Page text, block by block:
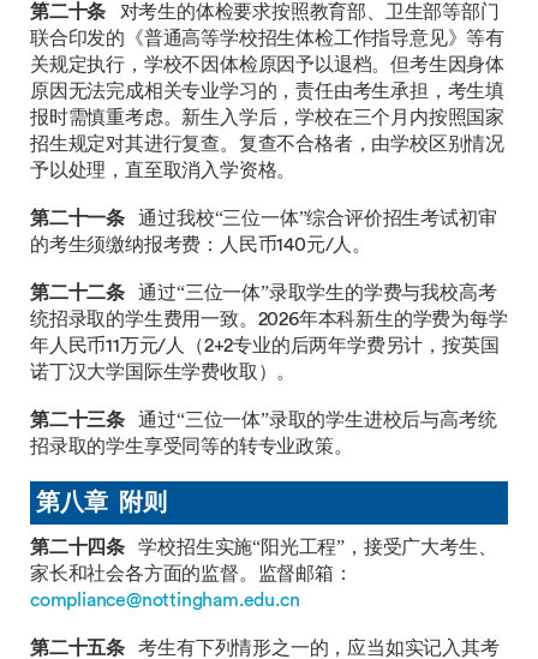
第二十条 对考生的体检要求按照教育部、卫生部等部门
联合印发的《普通高等学校招生体检工作指导意见》等有
关规定执行，学校不因体检原因予以退档。但考生因身体
原因无法完成相关专业学习的，责任由考生承担，考生填
报时需慎重考虑。新生入学后，学校在三个月内按照国家
招生规定对其进行复查。复查不合格者，由学校区别情况
予以处理，直至取消入学资格。
第二十一条通过我校“三位一体”综合评价招生考试初审
的考生须缴纳报考费：人民币140元/人。
第二十二条通过“三位一体”录取学生的学费与我校高考
统招录取的学生费用一致。2026年本科新生的学费为每学
年人民币11万元/人（2+2专业的后两年学费另计，按英国
诺丁汉大学国际生学费收取）。
第二十三条通过“三位一体”录取的学生进校后与高考统
招录取的学生享受同等的转专业政策。
第八章 附则
第二十四条学校招生实施“阳光工程”，接受广大考生、
家长和社会各方面的监督。监督邮箱：
compliance@nottingham.edu.cn
第二十五条考生有下列情形之一的，应当如实记入其考